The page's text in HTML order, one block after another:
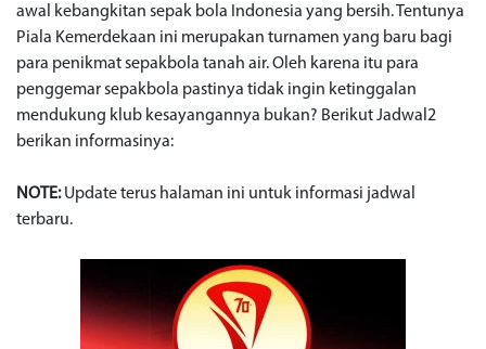
awal kebangkitan sepak bola Indonesia yang bersih. Tentunya
Piala Kemerdekaan ini merupakan turnamen yang baru bagi
para penikmat sepakbola tanah air. Oleh karena itu para
penggemar sepakbola pastinya tidak ingin ketinggalan
mendukung klub kesayangannya bukan? Berikut Jadwal2
berikan informasinya:
NOTE:Update terus halaman ini untuk informasi jadwal
terbaru.